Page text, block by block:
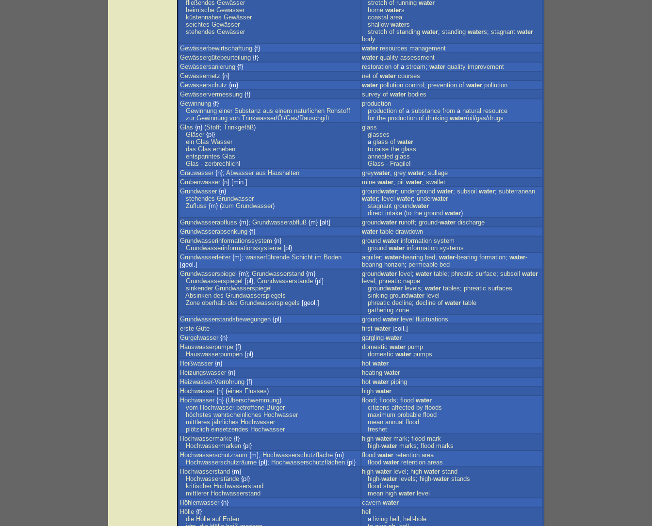
fließendes Gewässer
heimische Gewässer
küstennahes Gewässer
seichtes Gewässer
stehendes Gewässer
stretch of running water
home waters
coastal area
shallow waters
stretch of standing water; standing waters; stagnant water
body
Gewässerbewirtschaftung {f} water resources management
Gewässergütebeurteilung {f} water quality assessment
Gewässersanierung {f} restoration of a stream; water quality improvement
Gewässernetz {n} net of water courses
Gewässerschutz {m} water pollution control ; prevention of water pollution
Gewässervermessung {f} survey of water bodies
Gewinnung {f}
Gewinnung einer Substanz aus einem natürlichen Rohstoff
zur Gewinnung von Trinkwasser/Öl /Gas/Rauschgift
production
production of a substance from a natural resource
for the production of drinking water/oil /gas/drugs
Glas {n} (Stoff; Trinkgefäß)
Gläser {pl}
ein Glas Wasser
das Glas erheben
entspanntes Glas
Glas - zerbrechlich!
glass
glasses
a glass of water
to raise the glass
annealed glass
Glass - Fragile!
Grauwasser {n}; Abwasser aus Haushalten greywater; grey water; sullage
Grubenwasser {n} [min.] mine water; pit water; swallet
Grundwasser {n}
stehendes Grundwasser
Zufluss {m} (zum Grundwasser)
groundwater; underground water; subsoil water; subterranean
water; level water; underwater
stagnant groundwater
direct intake (to the ground water)
Grundwasserabfluss {m}; Grundwasserabfluß {m} [alt] groundwater runoff; ground-water discharge
Grundwasserabsenkung {f} water table drawdown
Grundwasserinformationssystem {n}
Grundwasserinformationssysteme {pl}
ground water information system
ground water information systems
Grundwasserleiter {m}; wasserführende Schicht im Boden
[geol.]
aquifer; water-bearing bed; water-bearing formation; water-
bearing horizon; permeable bed
Grundwasserspiegel {m}; Grundwasserstand {m}
Grundwasserspiegel {pl}; Grundwasserstände {pl}
sinkender Grundwasserspiegel
Absinken des Grundwasserspiegels
Zone oberhalb des Grundwasserspiegels [geol.]
groundwater level ; water table; phreatic surface; subsoil water
level ; phreatic nappe
groundwater levels; water tables; phreatic surfaces
sinking groundwater level
phreatic decline; decline of water table
gathering zone
Grundwasserstandsbewegungen {pl} ground water level fluctuations
erste Güte first water [coll.]
Gurgelwasser {n} gargling-water
Hauswasserpumpe {f}
Hauswasserpumpen {pl}
domestic water pump
domestic water pumps
Heißwasser {n} hot water
Heizungswasser {n} heating water
Heizwasser-Verrohrung {f} hot water piping
Hochwasser {n} (eines Flusses) high water
Hochwasser {n} (Überschwemmung)
vom Hochwasser betroffene Bürger
höchstes wahrscheinliches Hochwasser
mittleres jährliches Hochwasser
plötzlich einsetzendes Hochwasser
flood; floods; flood water
citizens affected by floods
maximum probable flood
mean annual flood
freshet
Hochwassermarke {f}
Hochwassermarken {pl}
high-water mark; flood mark
high-water marks; flood marks
Hochwasserschutzraum {m}; Hochwasserschutzfläche {m}
Hochwasserschutzräume {pl}; Hochwasserschutzflächen {pl}
flood water retention area
flood water retention areas
Hochwasserstand {m}
Hochwasserstände {pl}
kritischer Hochwasserstand
mittlerer Hochwasserstand
high-water level ; high-water stand
high-water levels; high-water stands
flood stage
mean high water level
Höhlenwasser {n} cavern water
Hölle {f}
die Hölle auf Erden
hell
a living hell ; hell-hole